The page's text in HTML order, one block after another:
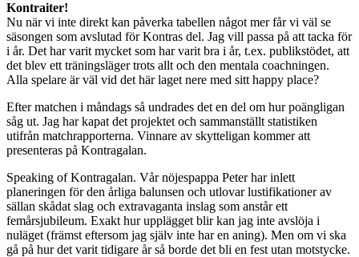
Kontraiter!
Nu när vi inte direkt kan påverka tabellen något mer får vi väl se
säsongen som avslutad för Kontras del. Jag vill passa på att tacka för
i år. Det har varit mycket som har varit bra i år, t.ex. publikstödet, att
det blev ett träningsläger trots allt och den mentala coachningen.
Alla spelare är väl vid det här laget nere med sitt happy place?
Efter matchen i måndags så undrades det en del om hur poängligan
såg ut. Jag har kapat det projektet och sammanställt statistiken
utifrån matchrapporterna. Vinnare av skytteligan kommer att
presenteras på Kontragalan.
Speaking of Kontragalan. Vår nöjespappa Peter har inlett
planeringen för den årliga balunsen och utlovar lustifikationer av
sällan skådat slag och extravaganta inslag som anstår ett
femårsjubileum. Exakt hur upplägget blir kan jag inte avslöja i
nuläget (främst eftersom jag själv inte har en aning). Men om vi ska
gå på hur det varit tidigare år så borde det bli en fest utan motstycke.